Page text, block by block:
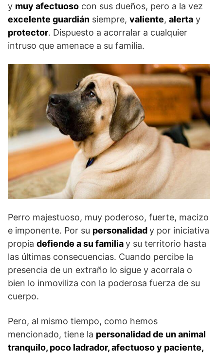
y muy afectuoso con sus dueños, pero a la vez
excelente guardián siempre, valiente, alerta y
protector. Dispuesto a acorralar a cualquier
intruso que amenace a su familia.
Perro majestuoso, muy poderoso, fuerte, macizo
e imponente. Por su personalidady por iniciativa
propia defiende a su familiay su territorio hasta
las últimas consecuencias. Cuando percibe la
presencia de un extraño lo sigue y acorrala o
bien lo inmoviliza con la poderosa fuerza de su
cuerpo.
Pero, al mismo tiempo, como hemos
mencionado, tiene la personalidad de un animal
tranquilo, poco ladrador, afectuoso y paciente,